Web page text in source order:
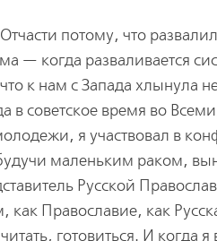
потому, что
— когда разваливается
к нам с Запада хлынула
в советское время во
я участвовал в
маленьким раком,
Русской
Православие, как
готовиться. И когда я